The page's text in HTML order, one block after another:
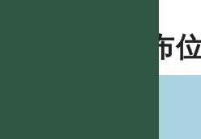
分布